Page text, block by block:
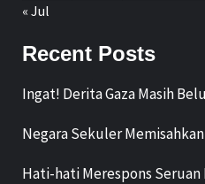
« Jul
Recent Posts
Ingat! Derita Gaza Masih
Negara Sekuler
Hati-hati Merespons Seruan